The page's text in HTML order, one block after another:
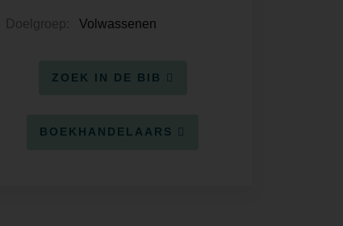
Doelgroep: Volwassenen
ZOEK IN DE BIB
BOEKHANDELAARS